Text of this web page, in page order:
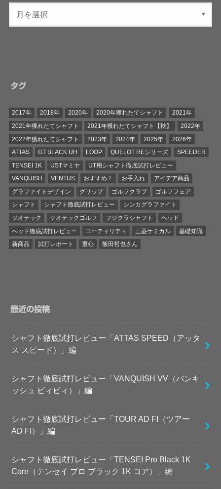
タグ
2017年 2018年 2020年 2020年獲れたてシャフト
2021年
2021年獲れたてシャフト
2021年獲れたてシャフト【秋】
2022年
2022年獲れたてシャフト
2023年 2024年 2025年
2026年
ATTAS
GT BLACK UH LOOP QUELOT REシリーズ
SPEEDER
TENSEI 1K
USTマミヤ
UT用シャフト徹底試打レビュー
VANQUISH
VENTUS おすすめ！ お手入れ
アイデア商品
グラファイトデザイン
グリップ ゴルフクラブ
ゴルフフェア
シャフト
シャフト徹底試打レビュー
シンカグラファイト
ジオテック
ジオテックゴルフ フジクラシャフト
ヘッド
ヘッド徹底試打レビュー
ユーティリティ 三菱ケミカル
基礎知識
新商品
試打レポート 重心 飯田哲也さん
最近の投稿
シャフト徹底試打レビュー「ATTAS SPEED（アッタ
ス スピード）」編
シャフト徹底試打レビュー「VANQUISH VV（バンキ
ッシュ ビィビィ）」編
シャフト徹底試打レビュー「TOUR AD FI（ツアー
AD FI）」編
シャフト徹底試打レビュー「TENSEI Pro Black 1K
Core（テンセイ プロ ブラック 1K コア）」編